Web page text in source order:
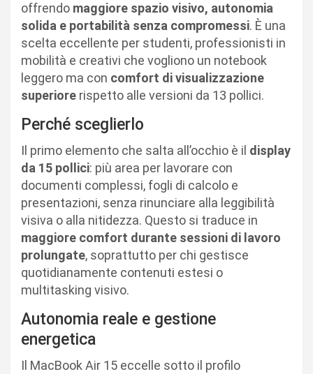
offrendo maggiore spazio visivo, autonomia
solida e portabilità senza compromessi. È una
scelta eccellente per studenti, professionisti in
mobilità e creativi che vogliono un notebook
leggero ma con comfort di visualizzazione
superiore rispetto alle versioni da 13 pollici.
Perché sceglierlo
Il primo elemento che salta all’occhio è il display
da 15 pollici: più area per lavorare con
documenti complessi, fogli di calcolo e
presentazioni, senza rinunciare alla leggibilità
visiva o alla nitidezza. Questo si traduce in
maggiore comfort durante sessioni di lavoro
prolungate, soprattutto per chi gestisce
quotidianamente contenuti estesi o
multitasking visivo.
Autonomia reale e gestione
energetica
Il MacBook Air 15 eccelle sotto il profilo